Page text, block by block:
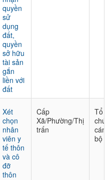
quyền
sử
dụng
đất,
quyền
sở hữu
tài sản
gắn
liền với
đất
Xét
chọn
nhân
viên y
tế thôn
và cô
đỡ
thôn
Cấp
Xã/Phường/Thị
trấn
Tổ
chức
cán
bộ